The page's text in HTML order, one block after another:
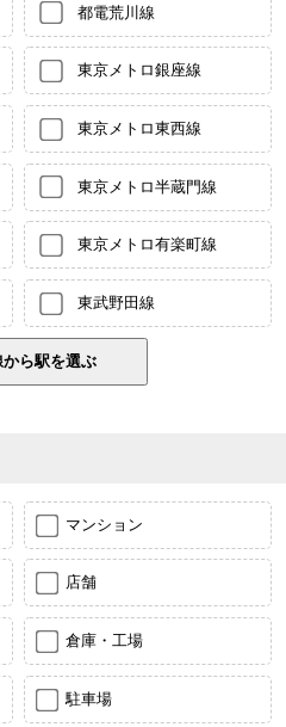
都電荒川線
東京メトロ銀座線
東京メトロ東西線
東京メトロ半蔵門線
東京メトロ有楽町線
東武野田線
マンション
店舗
倉庫・工場
駐車場